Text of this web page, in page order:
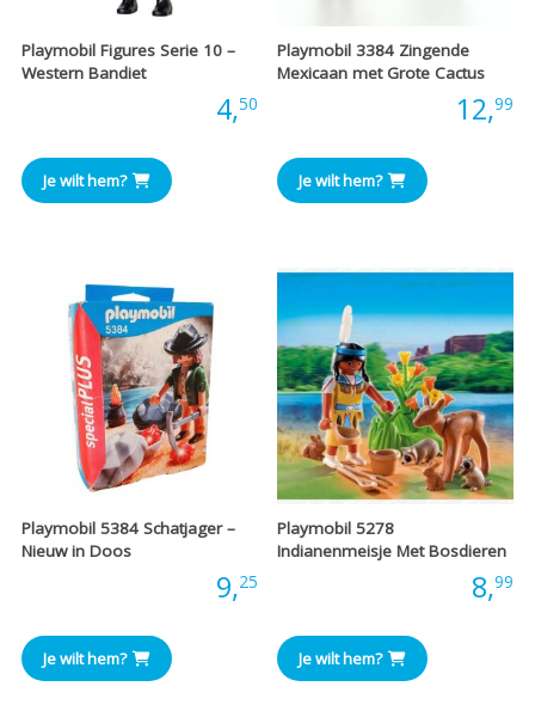
Playmobil Figures Serie 10 –
Western Bandiet
4,50
Je wilt hem?
Playmobil 3384 Zingende
Mexicaan met Grote Cactus
12,99
Je wilt hem?
Playmobil 5384 Schatjager –
Nieuw in Doos
9,25
Je wilt hem?
Playmobil 5278
Indianenmeisje Met Bosdieren
8,99
Je wilt hem?